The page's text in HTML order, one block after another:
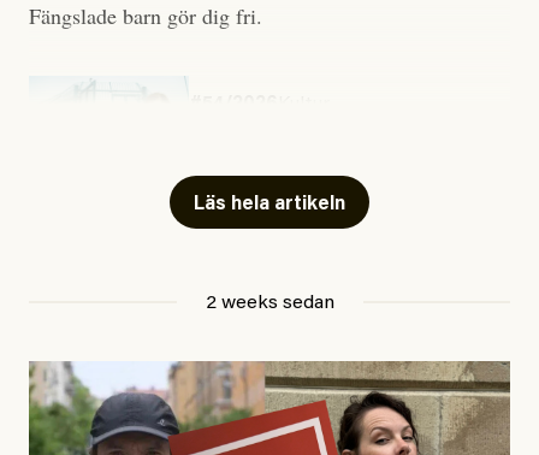
Fängslade barn gör dig fri.
Läs hela artikeln
2 weeks sedan